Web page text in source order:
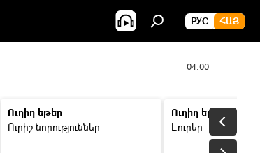
РУС ՀԱՅ
04:00
Ուղիղ եթեր
Ուրիշ նորություններ
Ուղիղ եթեր
Լուրեր